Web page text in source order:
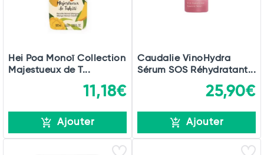
Hei Poa Monoï Collection
Majestueux de T...
11,18€
Ajouter
Caudalie VinoHydra
Sérum SOS Réhydratant...
25,90€
Ajouter